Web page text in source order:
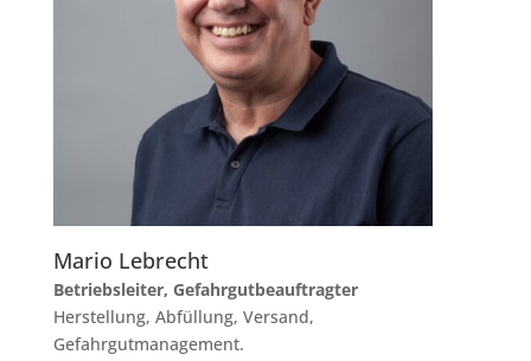
Mario Lebrecht
Betriebsleiter, Gefahrgutbeauftragter
Herstellung, Abfüllung, Versand,
Gefahrgutmanagement.